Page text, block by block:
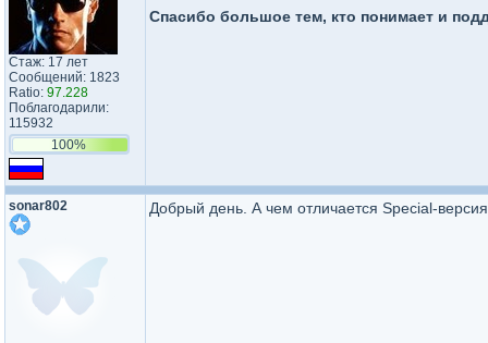
Стаж: 17 лет
Сообщений: 1823
Ratio: 97.228
Поблагодарили:
115932
100%
Спасибо большое тем, кто понимает и
sonar802 Добрый день. А чем отличается Special-